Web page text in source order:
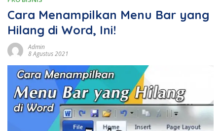
Cara Menampilkan Menu Bar yang
Hilang di Word, Ini!
Admin
8 Agustus 2021